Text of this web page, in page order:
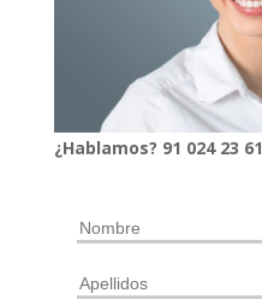
¿Hablamos? 91 024 23 61